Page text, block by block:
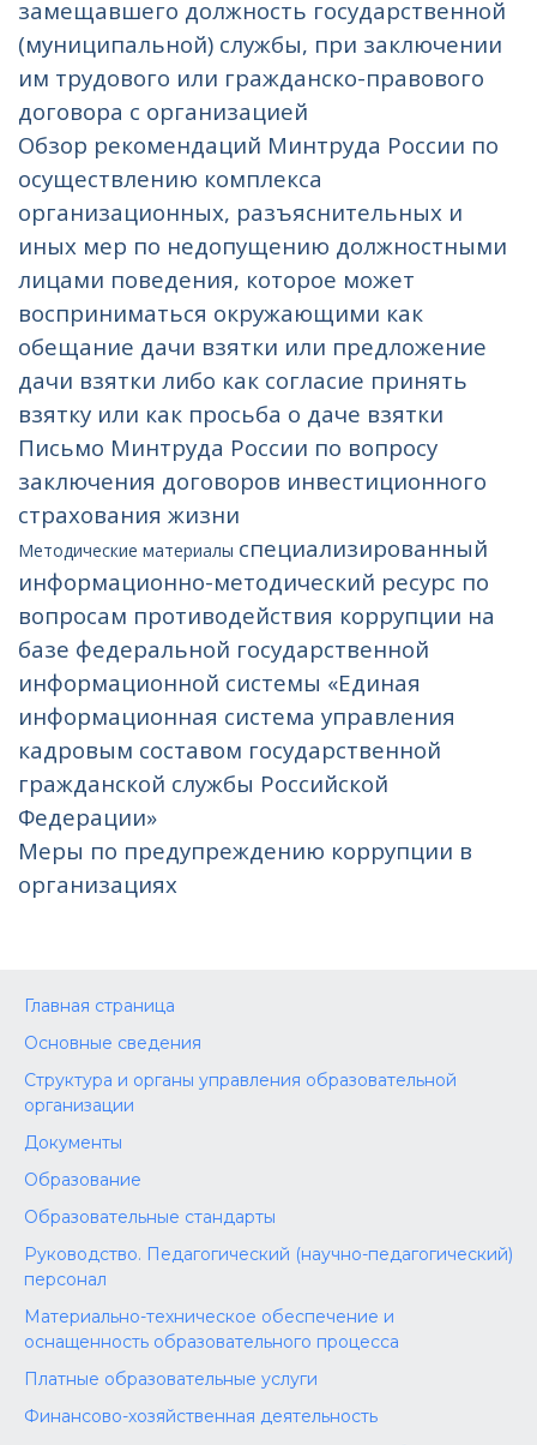
замещавшего должность государственной
(муниципальной) службы, при заключении
им трудового или гражданско-правового
договора с организацией
Обзор рекомендаций Минтруда России по
осуществлению комплекса
организационных, разъяснительных и
иных мер по недопущению должностными
лицами поведения, которое может
восприниматься окружающими как
обещание дачи взятки или предложение
дачи взятки либо как согласие принять
взятку или как просьба о даче взятки
Письмо Минтруда России по вопросу
заключения договоров инвестиционного
страхования жизни
Методические материалы специализированный
информационно-методический ресурс по
вопросам противодействия коррупции на
базе федеральной государственной
информационной системы «Единая
информационная система управления
кадровым составом государственной
гражданской службы Российской
Федерации»
Меры по предупреждению коррупции в
организациях
Главная страница
Основные сведения
Структура и органы управления образовательной
организации
Документы
Образование
Образовательные стандарты
Руководство. Педагогический (научно-педагогический)
персонал
Материально-техническое обеспечение и
оснащенность образовательного процесса
Платные образовательные услуги
Финансово-хозяйственная деятельность